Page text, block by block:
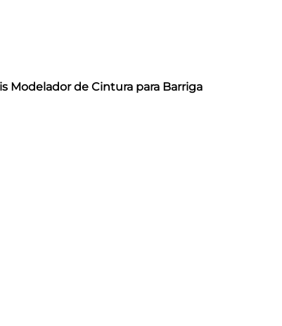
Modelador de Cintura para Barriga